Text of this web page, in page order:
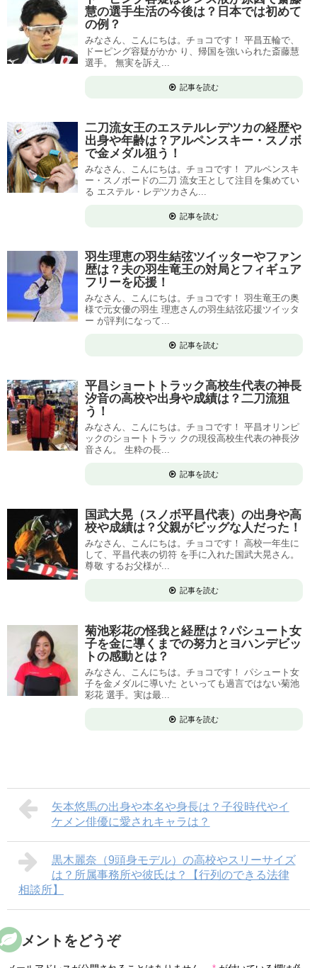
慧の選手生活の今後は？日本では初めて
の例？
みなさん、こんにちは。チョコです！ 平昌五輪で、
ドーピング容疑がかか り、帰国を強いられた斎藤慧
選手。 無実を訴え...
記事を読む
二刀流女王のエステルレデツカの経歴や
出身や年齢は？アルペンスキー・スノボ
で金メダル狙う！
みなさん、こんにちは。チョコです！ アルペンスキ
ー・スノボードの二刀 流女王として注目を集めてい
る エステル・レデツカさん...
記事を読む
羽生理恵の羽生結弦ツイッターやファン
歴は？夫の羽生竜王の対局とフィギュア
フリーを応援！
みなさん、こんにちは。チョコです！ 羽生竜王の奥
様で元女優の羽生 理恵さんの羽生結弦応援ツイッタ
ー が評判になって...
記事を読む
平昌ショートトラック高校生代表の神長
汐音の高校や出身や成績は？二刀流狙
う！
みなさん、こんにちは。チョコです！ 平昌オリンピ
ックのショートトラッ クの現役高校生代表の神長汐
音さん。 生粋の長...
記事を読む
国武大晃（スノボ平昌代表）の出身や高
校や成績は？父親がビッグな人だった！
みなさん、こんにちは。チョコです！ 高校一年生に
して、平昌代表の切符 を手に入れた国武大晃さん。
尊敬 するお父様が...
記事を読む
菊池彩花の怪我と経歴は？パシュート女
子を金に導くまでの努力とヨハンデビッ
トの感動とは？
みなさん、こんにちは。チョコです！ パシュート女
子を金メダルに導いた といっても過言ではない菊池
彩花 選手。実は最...
記事を読む
矢本悠馬の出身や本名や身長は？子役時代やイ
ケメン俳優に愛されキャラは？
黒木麗奈（9頭身モデル）の高校やスリーサイズ
は？所属事務所や彼氏は？【行列のできる法律
相談所】
コメントをどうぞ